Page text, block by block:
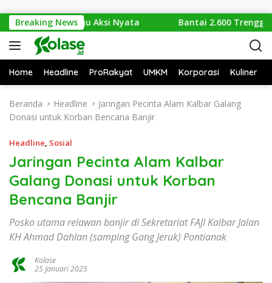
Breaking News
Menuju Aksi Nyata Bantai 2.600 Trenggiling
Home Headline ProRakyat UMKM Korporasi Kuliner
Beranda Headline
Jaringan Pecinta Alam Kalbar Galang
Donasi untuk Korban Bencana Banjir
Headline, Sosial
Jaringan Pecinta Alam Kalbar
Galang Donasi untuk Korban
Bencana Banjir
Posko utama relawan banjir di Sekretariat FAJI Kalbar Jalan
KH Ahmad Dahlan (samping Gang Jeruk) Pontianak
Kolase
25 Januari 2025